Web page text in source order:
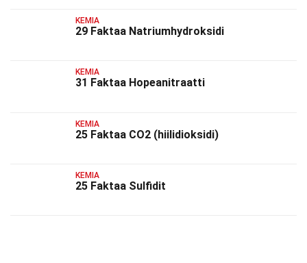
KEMIA
29 Faktaa Natriumhydroksidi
KEMIA
31 Faktaa Hopeanitraatti
KEMIA
25 Faktaa CO2 (hiilidioksidi)
KEMIA
25 Faktaa Sulfidit